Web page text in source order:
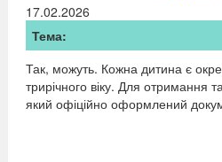
17.02.2026
Тема:
Так, можуть. Кожна дитина є
трирічного віку. Для отримання
який офіційно оформлений